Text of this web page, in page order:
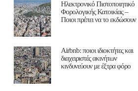
Ηλεκτρονικό Πιστοποιητικό
Φορολογικής Κατοικίας –
Ποιοι πρέπει να το εκδώσουν
Airbnb: ποιοι ιδιοκτήτες και
διαχειριστές ακινήτων
κινδυνεύουν με έξτρα φόρο